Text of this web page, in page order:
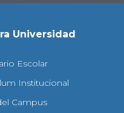
Universidad
Escolar
Institucional
Campus